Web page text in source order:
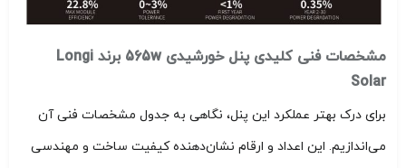
مشخصات فنی کلیدی پنل خورشیدی 565w برند Longi
Solar
برای درک بهتر عملکرد این پنل، نگاهی به جدول مشخصات فنی آن
می‌اندازیم. این اعداد و ارقام نشان‌دهنده کیفیت ساخت و مهندسی